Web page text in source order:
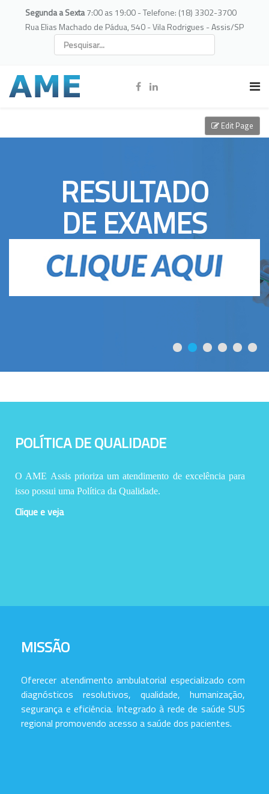
Segunda a Sexta7:00 as 19:00 - Telefone: (18) 3302-3700
Rua Elias Machado de Pádua, 540 - Vila Rodrigues - Assis/SP
RESULTADO
DE EXAMES
POLÍTICA DE QUALIDADE
O AME Assis prioriza um atendimento de excelência para
isso possui uma Política da Qualidade.
Clique e veja
MISSÃO
Oferecer atendimento ambulatorial especializado com
diagnósticos resolutivos, qualidade, humanização,
segurança e eficiência. Integrado à rede de saúde SUS
regional promovendo acesso a saúde dos pacientes.
Edit Page